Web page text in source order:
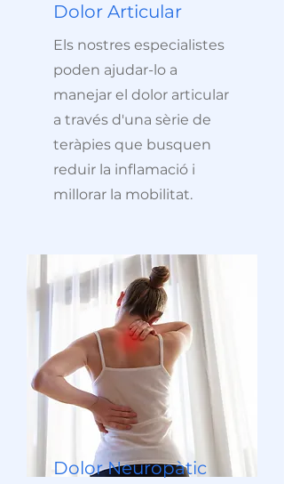
Dolor Articular
Els nostres especialistes
poden ajudar-lo a
manejar el dolor articular
a través d'una sèrie de
teràpies que busquen
reduir la inflamació i
millorar la mobilitat.
Dolor Neuropàtic